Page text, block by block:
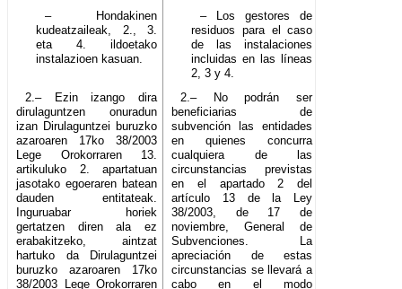
– Hondakinen
kudeatzaileak, 2., 3.
eta 4. ildoetako
instalazioen kasuan.
– Los gestores de
residuos para el caso
de las instalaciones
incluidas en las líneas
2, 3 y 4.
2.– Ezin izango dira
dirulaguntzen onuradun
izan Dirulaguntzei buruzko
azaroaren 17ko 38/2003
Lege Orokorraren 13.
artikuluko 2. apartatuan
jasotako egoeraren batean
dauden entitateak.
Inguruabar horiek
gertatzen diren ala ez
erabakitzeko, aintzat
hartuko da Dirulaguntzei
buruzko azaroaren 17ko
38/2003 Lege Orokorraren
2.– No podrán ser
beneficiarias de
subvención las entidades
en quienes concurra
cualquiera de las
circunstancias previstas
en el apartado 2 del
artículo 13 de la Ley
38/2003, de 17 de
noviembre, General de
Subvenciones. La
apreciación de estas
circunstancias se llevará a
cabo en el modo